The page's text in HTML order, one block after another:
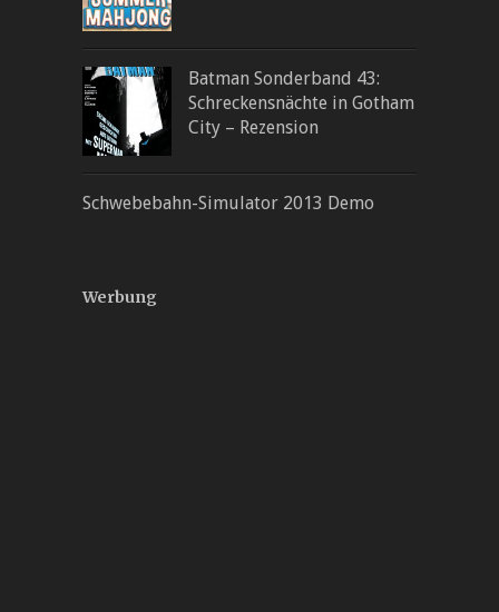
Batman Sonderband 43:
Schreckensnächte in Gotham
City – Rezension
Schwebebahn-Simulator 2013 Demo
Werbung